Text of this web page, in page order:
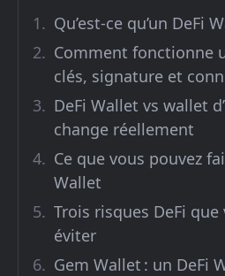
Qu’est-ce qu’un DeFi
Comment fonctionne
clés, signature et
DeFi Wallet vs wallet
change réellement
Ce que vous pouvez
Wallet
Trois risques DeFi que
éviter
Gem Wallet : un DeFi